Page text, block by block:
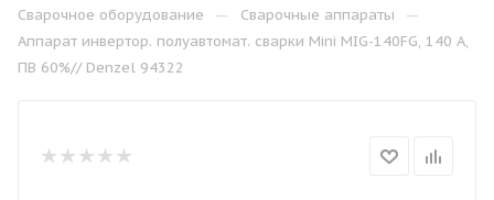
Сварочное оборудование — Сварочные аппараты —
Аппарат инвертор. полуавтомат. сварки Mini MIG-140FG, 140 А,
ПВ 60%// Denzel 94322